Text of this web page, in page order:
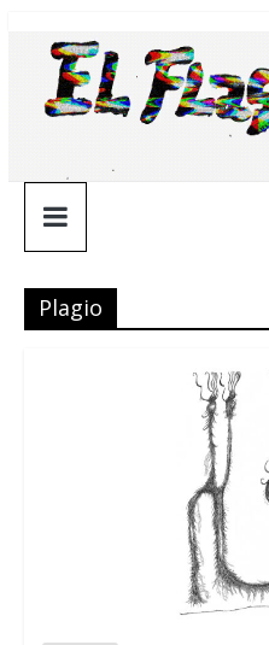
contenido
¯\_(ツ)_/
¯
Plagio